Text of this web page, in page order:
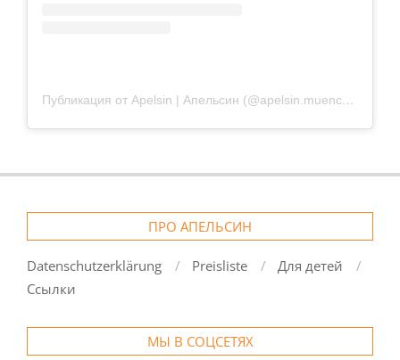
Публикация от Apelsin | Апельсин (@apelsin.muenchen)
ПРО АПЕЛЬСИН
Datenschutzerklärung Preisliste
Для детей
Ссылки
МЫ В СОЦСЕТЯХ